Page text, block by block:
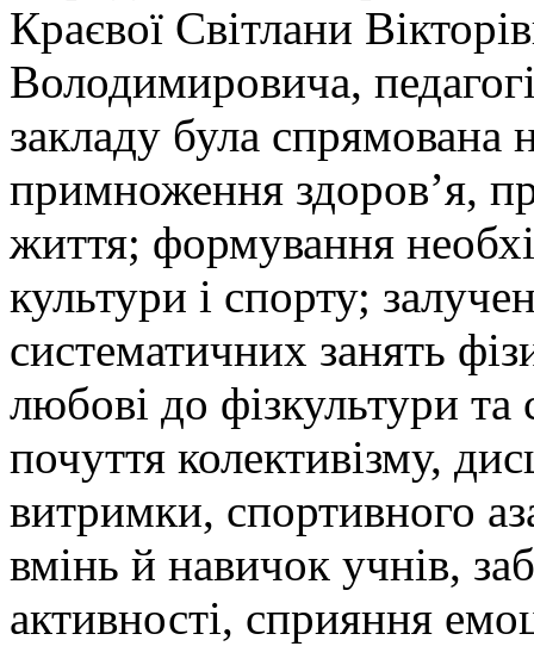
Краєвої Світлани
Володимировича,
закладу була спрямована
примноження здоров’я,
життя; формування
культури і спорту;
систематичних занять
любові до фізкультури та
почуття колективізму,
витримки, спортивного
вмінь й навичок учнів,
активності, сприяння